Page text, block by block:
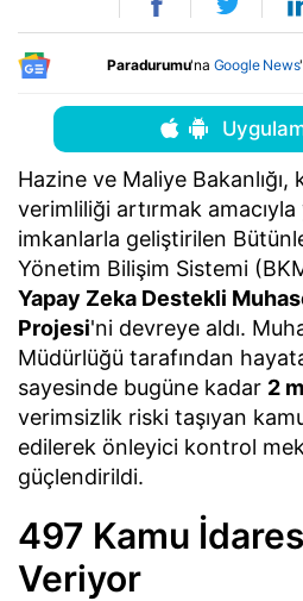
Paradurumu'na Google News
Hazine ve Maliye Bakanlığı,
verimliliği artırmak
imkanlarla geliştirilen
Yönetim Bilişim Sistemi
Yapay Zeka Destekli
Projesi'ni devreye aldı.
Müdürlüğü tarafından
sayesinde bugüne kadar 2
verimsizlik riski taşıyan
edilerek önleyici kontrol
güçlendirildi.
497 Kamu
Veriyor